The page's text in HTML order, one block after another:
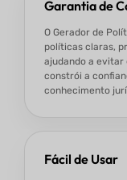
Garantia de
O Gerador de
políticas claras,
ajudando a evitar
constrói a
conhecimento
Fácil de Usar